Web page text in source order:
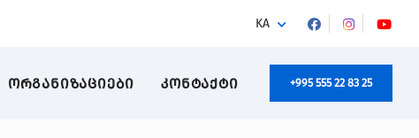
KA
ᲝᲠᲒᲐᲜᲘᲖᲐᲪᲘᲔᲑᲘ ᲙᲝᲜᲢᲐᲥᲢᲘ +995 555 22 83 25